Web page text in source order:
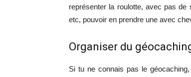
représenter la roulotte, avec pas de
etc, pouvoir en prendre une avec
Organiser du
Si tu ne connais pas le